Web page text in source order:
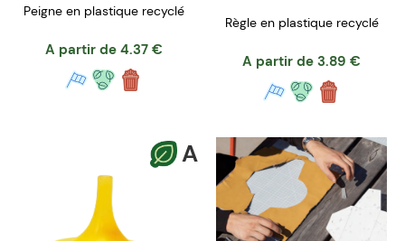
Peigne en plastique recyclé
A partir de 4.37 €
Règle en plastique recyclé
A partir de 3.89 €
A